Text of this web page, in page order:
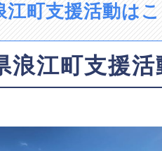
江町支援活動は
浪江町支援活